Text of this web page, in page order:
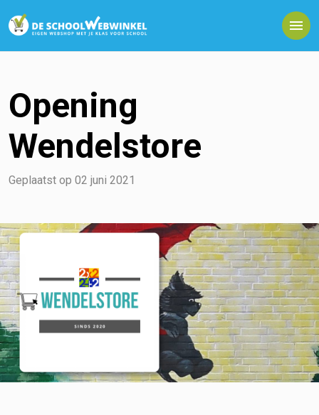
Opening
Wendelstore
Geplaatst op 02 juni 2021